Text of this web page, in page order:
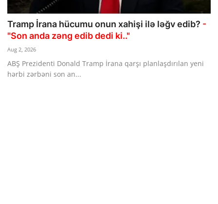
Tramp İrana hücumu onun xahişi ilə ləğv edib? -
"Son anda zəng edib dedi ki.."
Aug 2, 2026
ABŞ Prezidenti Donald Tramp İrana qarşı planlaşdırılan yeni
hərbi zərbəni son an...